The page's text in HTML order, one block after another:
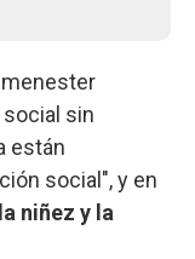
menester
sin
están
social", y en
la niñez y la